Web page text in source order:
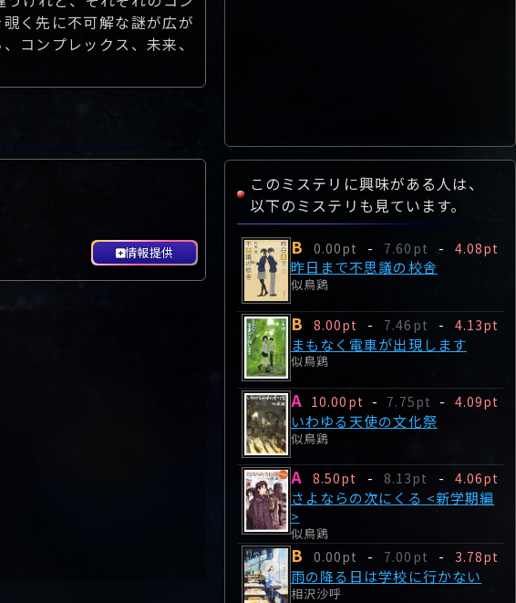
く先に不可解な謎が広が
コンプレックス、未来、
情報提供
このミステリに興味がある人は、
以下のミステリも見ています。
B 0.00pt - 7.60pt - 4.08pt
昨日まで不思議の校舎
似鳥鶏
B 8.00pt - 7.46pt - 4.13pt
まもなく電車が出現します
似鳥鶏
A 10.00pt - 7.75pt - 4.09pt
いわゆる天使の文化祭
似鳥鶏
A 8.50pt - 8.13pt - 4.06pt
さよならの次にくる <新学期編
>
似鳥鶏
B 0.00pt - 7.00pt - 3.78pt
雨の降る日は学校に行かない
相沢沙呼